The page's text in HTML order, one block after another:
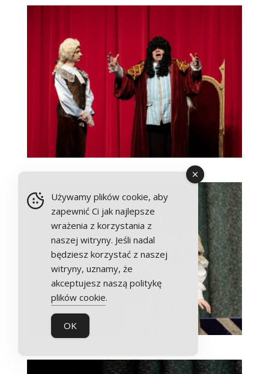
Używamy plików cookie, aby
zapewnić Ci jak najlepsze
wrażenia z korzystania z
naszej witryny. Jeśli nadal
będziesz korzystać z naszej
witryny, uznamy, że
akceptujesz naszą politykę
plików cookie.
OK